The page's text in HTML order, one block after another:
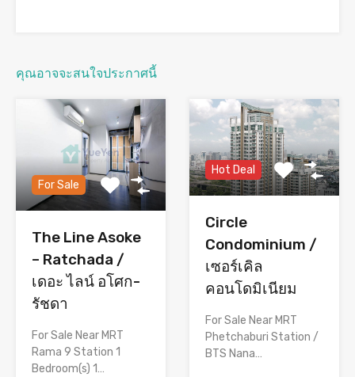
คุณอาจจะสนใจประกาศนี้
For Sale
The Line Asoke
– Ratchada /
เดอะ ไลน์ อโศก-
รัชดา
For Sale Near MRT
Rama 9 Station 1
Bedroom(s) 1…
Hot Deal
Circle
Condominium /
เซอร์เคิล
คอนโดมิเนียม
For Sale Near MRT
Phetchaburi Station /
BTS Nana…